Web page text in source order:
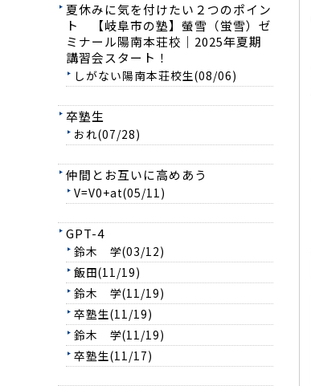
夏休みに気を付けたい２つのポイン
ト 【岐阜市の塾】螢雪（蛍雪）ゼ
ミナール陽南本荘校｜2025年夏期
講習会スタート！
しがない陽南本荘校生(08/06)
卒塾生
おれ(07/28)
仲間とお互いに高めあう
V=V0+at(05/11)
GPT-4
鈴木 学(03/12)
飯田(11/19)
鈴木 学(11/19)
卒塾生(11/19)
鈴木 学(11/19)
卒塾生(11/17)